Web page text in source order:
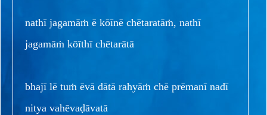
nathī jagamāṁ ē kōīnē chētaratāṁ, nathī
jagamāṁ kōīthī chētarātā
bhajī lē tuṁ ēvā dātā rahyāṁ chē prēmanī nadī
nitya vahēvaḍāvatā